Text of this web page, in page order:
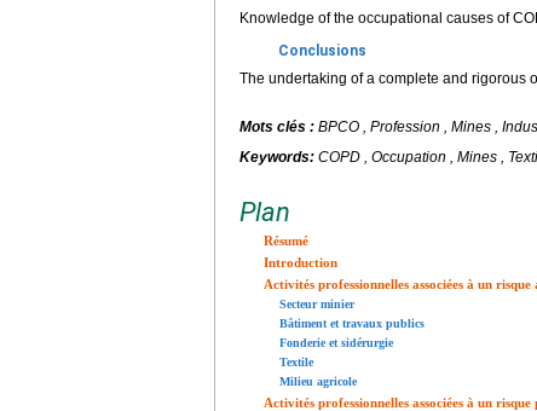
Knowledge of the occupational causes of
Conclusions
The undertaking of a complete and rigorous
Mots clés : BPCO , Profession , Mines ,
Keywords: COPD , Occupation , Mines ,
Plan
Résumé
Introduction
Activités professionnelles associées à un risque
Secteur minier
Bâtiment et travaux publics
Fonderie et sidérurgie
Textile
Milieu agricole
Activités professionnelles associées à un